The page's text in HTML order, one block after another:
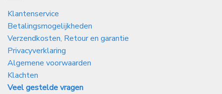
Klantenservice
Betalingsmogelijkheden
Verzendkosten, Retour en garantie
Privacyverklaring
Algemene voorwaarden
Klachten
Veel gestelde vragen